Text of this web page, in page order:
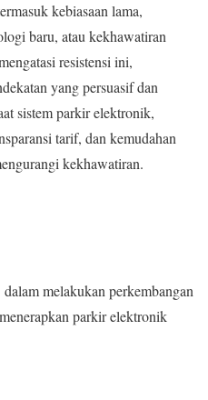
kebiasaan lama,
baru, atau kekhawatiran
resistensi ini,
yang persuasif dan
sistem parkir elektronik,
tarif, dan kemudahan
kekhawatiran.
dalam melakukan perkembangan
parkir elektronik